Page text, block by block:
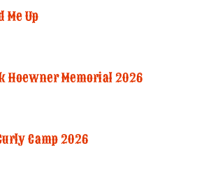
Me Up
Hoewner Memorial 2026
Camp 2026